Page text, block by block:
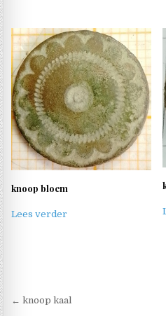
knoop bloem
Lees verder
Berichtnavigatie
← knoop kaal